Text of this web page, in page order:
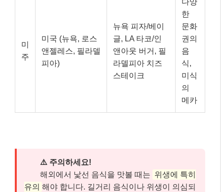
미
주
미국 (뉴욕, 로스
앤젤레스, 필라델
피아)
뉴욕 피자/베이
글, LA 타코/인
앤아웃 버거, 필
라델피아 치즈
스테이크
다양
한
문화
권의
음
식,
미식
의
메카
⚠️ 주의하세요!
해외에서 낯선 음식을 맛볼 때는 위생에 특히
유의 해야 합니다. 길거리 음식이나 위생이 의심되